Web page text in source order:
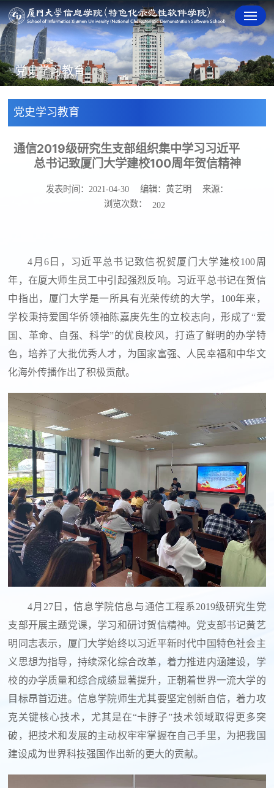
党史学习教育
党史学习教育
通信2019级研究生支部组织集中学习习近平
总书记致厦门大学建校100周年贺信精神
发表时间：2021-04-30 编辑：黄艺明
来源：
浏览次数：
202
4 月6 日，习近平总书记致信祝贺厦门大学建校100周
年，在厦大师生员工中引起强烈反响。习近平总书记在贺信
中指出，厦门大学是一所具有光荣传统的大学， 100年来，
学校秉持爱国华侨领袖陈嘉庚先生的立校志向，形成了“爱
国、革命、自强、科学”的优良校风，打造了鲜明的办学特
色，培养了大批优秀人才，为国家富强、人民幸福和中华文
化海外传播作出了积极贡献。
4月 27日，信息学院信息与通信工程系2019级研究生党
支部开展主题党课，学习和研讨贺信精神。党支部书记黄艺
明同志表示，厦门大学始终以习近平新时代中国特色社会主
义思想为指导，持续深化综合改革，着力推进内涵建设，学
校的办学质量和综合成绩显著提升，正朝着世界一流大学的
目标昂首迈进。信息学院师生尤其要坚定创新自信，着力攻
克关键核心技术，尤其是在“卡脖子”技术领域取得更多突
破，把技术和发展的主动权牢牢掌握在自己手里，为把我国
建设成为世界科技强国作出新的更大的贡献。